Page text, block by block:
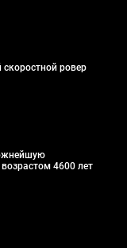
ровер
4600 лет